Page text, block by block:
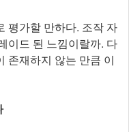
평가할 만하다. 조작 자
이드 된 느낌이랄까. 다
존재하지 않는 만큼 이